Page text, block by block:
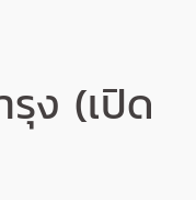
ง (เปิด